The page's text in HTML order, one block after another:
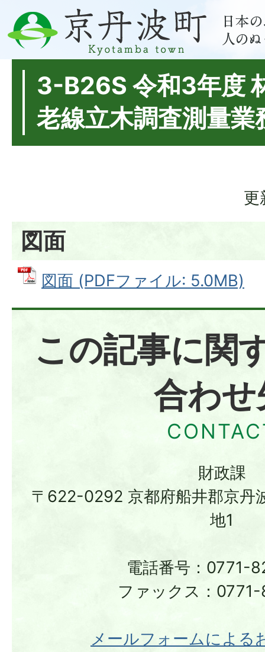
3-B26S 令和3年度
老線立木調査測量業
更
図面
図面 (PDFファイル: 5.0MB)
この記事に関
合わせ
財政課
〒622-0292 京都府船井郡京丹
地1
電話番号：0771-
ファックス：
メールフォームによる